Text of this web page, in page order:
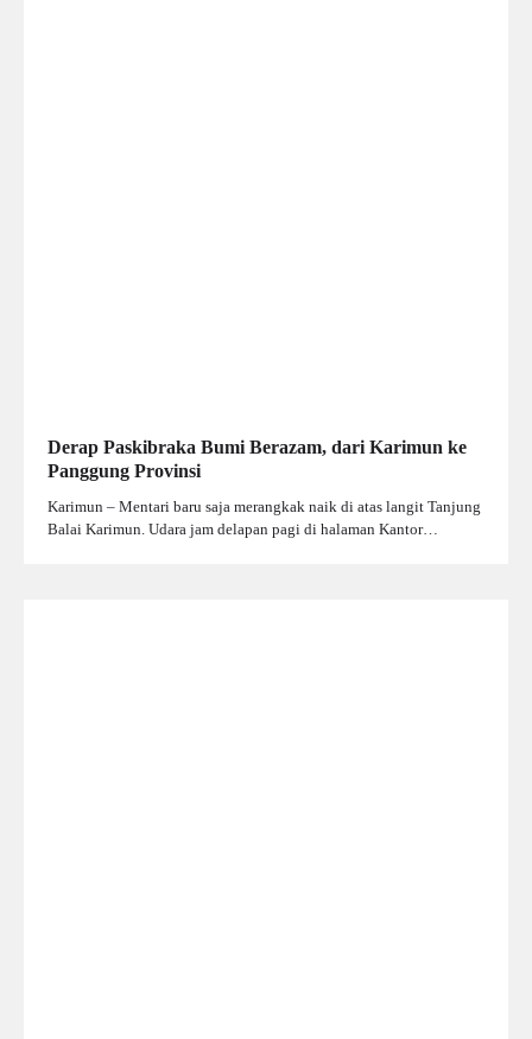
Derap Paskibraka Bumi Berazam, dari Karimun ke
Panggung Provinsi
Karimun – Mentari baru saja merangkak naik di atas langit Tanjung
Balai Karimun. Udara jam delapan pagi di halaman Kantor…